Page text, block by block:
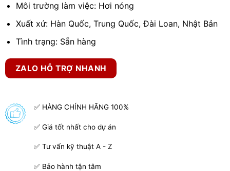
Môi trường làm việc: Hơi nóng
Xuất xứ: Hàn Quốc, Trung Quốc, Đài Loan, Nhật Bản
Tình trạng: Sẵn hàng
ZALO HỖ TRỢ NHANH
✅ HÀNG CHÍNH HÃNG 100%
✅ Giá tốt nhất cho dự án
✅ Tư vấn kỹ thuật A - Z
✅ Bảo hành tận tâm